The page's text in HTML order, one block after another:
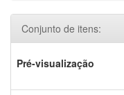
Conjunto de itens:
Pré-visualização